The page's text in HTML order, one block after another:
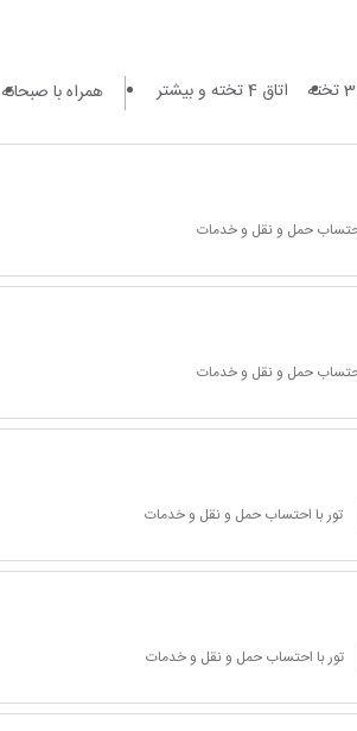
اتاق 4 تخته و بیشتر همراه با صبحانه
احتساب حمل و نقل و خدمات
احتساب حمل و نقل و خدمات
تور با احتساب حمل و نقل و خدمات
تور با احتساب حمل و نقل و خدمات